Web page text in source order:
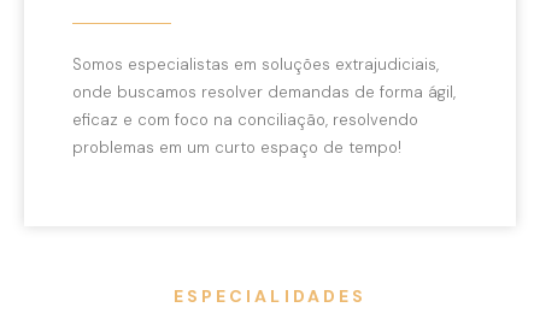
Somos especialistas em soluções extrajudiciais,
onde buscamos resolver demandas de forma ágil,
eficaz e com foco na conciliação, resolvendo
problemas em um curto espaço de tempo!
ESPECIALIDADES